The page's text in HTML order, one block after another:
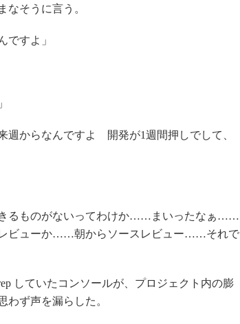
そうに言う。
すよ」
からなんですよ 開発が1週間押しでして、
ものがないってわけか……まいったなぁ……
ビューか……朝からソースレビュー……それで
していたコンソールが、プロジェクト内の膨
わず声を漏らした。